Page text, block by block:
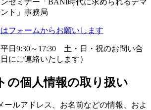
セミナー「BANI時代に求められるデマ
ト」事務局
フォームからお願いします
平日9:30～17:30 土・日・祝のお問い合
にご連絡いたします）
の個人情報の取り扱い
ールアドレス、お名前などの情報、およ